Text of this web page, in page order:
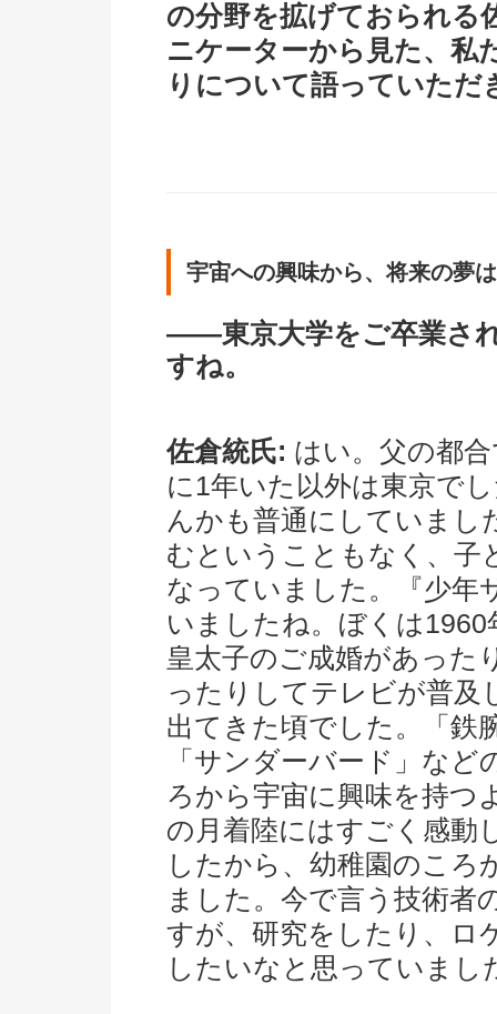
の分野を拡げておられる
ニケーターから見た、私
りについて語っていただ
宇宙への興味から、将来の夢
――東京大学をご卒業さ
すね。
佐倉統氏: はい。父の都
に1年いた以外は東京で
んかも普通にしていまし
むということもなく、子
なっていました。『少年
いましたね。ぼくは
皇太子のご成婚があった
ったりしてテレビが普及
出てきた頃でした。「鉄
「サンダーバード」な
ろから宇宙に興味を持つ
の月着陸にはすごく感動
したから、幼稚園のころ
ました。今で言う技術者
すが、研究をしたり、ロ
したいなと思っていまし